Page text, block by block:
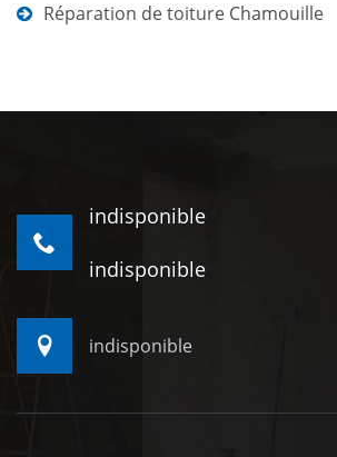
Réparation de toiture Chamouille
indisponible
indisponible
indisponible